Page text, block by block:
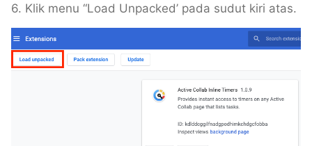
6. Klik menu “Load Unpacked’ pada sudut kiri atas.